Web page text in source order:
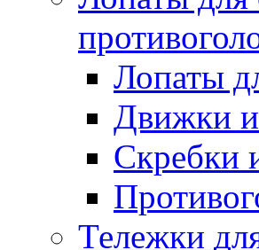
Лопаты
Движки и
Скребки
Тележки